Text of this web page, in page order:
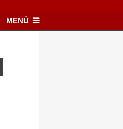
Köşe Yazarları
MENÜ